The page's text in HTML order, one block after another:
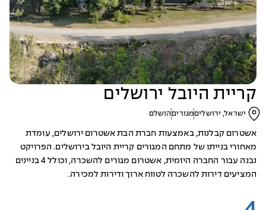
קריית היובל ירושלים
ישראל, ירושליםמגורים הושלם
אשטרום קבלנות, באמצעות חברת הבת אשטרום ירושלים, עומדת
מאחורי בנייתו של מתחם המגורים קריית היובל בירושלים. הפרויקט
נבנה עבור החברה היזמית, אשטרום מגורים להשכרה, וכולל 4 בניינים
המציעים דירות להשכרה לטווח ארוך ודירות למכירה.